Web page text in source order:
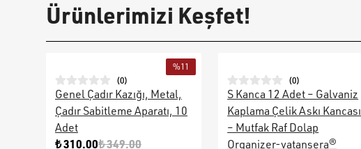
Ürünlerimizi Keşfet!
%11
(0)
Genel Çadır Kazığı, Metal,
Çadır Sabitleme Aparatı, 10
Adet
₺ 310.00₺ 349.00
(0)
S Kanca 12 Adet – Galvaniz
Kaplama Çelik Askı Kancası
– Mutfak Raf Dolap
Organizer-vatansera®